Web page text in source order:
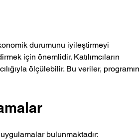
durumunu iyileştirmeyi
için önemlidir. Katılımcıların
ölçülebilir. Bu veriler, programın
bulunmaktadır: